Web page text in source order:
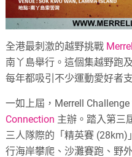
全港最刺激的越野挑戰
南丫島舉行。這個集越野跑
每年都吸引不少運動愛好者
一如上屆，Merrell
Connection 主辦。踏入第三
三人隊際的「精英賽
行海岸攀爬、沙灘賽跑、野